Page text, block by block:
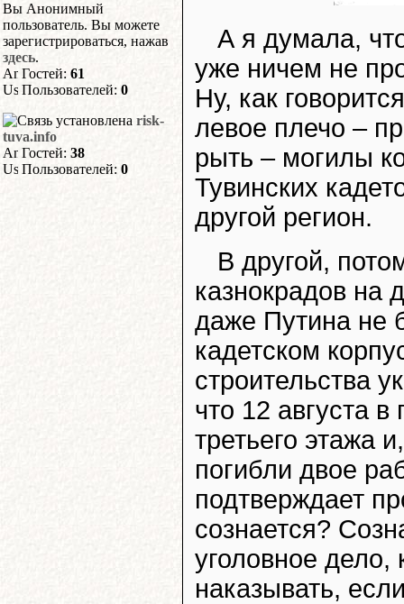
Вы Анонимный
пользователь. Вы можете
зарегистрироваться, нажав
здесь.
Гостей: 61
Пользователей: 0
risk-
tuva.info
Гостей: 38
Пользователей: 0
А я думала,
уже ничем не
Ну, как
левое плечо –
рыть – могилы
Тувинских
другой регион.
В другой,
казнокрадов на
даже Путина не
кадетском
строительства
что 12 августа
третьего этажа
погибли двое
подтверждает
сознается?
уголовное дело,
наказывать,